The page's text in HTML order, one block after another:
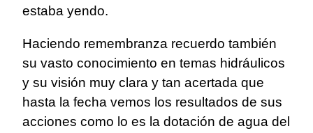
estaba yendo.
Haciendo remembranza recuerdo también
su vasto conocimiento en temas hidráulicos
y su visión muy clara y tan acertada que
hasta la fecha vemos los resultados de sus
acciones como lo es la dotación de agua del